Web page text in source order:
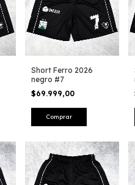
Short Ferro 2026
negro #7
$69.999,00
Comprar